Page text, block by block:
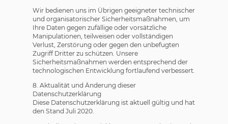
Wir bedienen uns im Übrigen geeigneter technischer
und organisatorischer Sicherheitsmaßnahmen, um
Ihre Daten gegen zufällige oder vorsätzliche
Manipulationen, teilweisen oder vollständigen
Verlust, Zerstörung oder gegen den unbefugten
Zugriff Dritter zu schützen. Unsere
Sicherheitsmaßnahmen werden entsprechend der
technologischen Entwicklung fortlaufend verbessert.
8. Aktualität und Änderung dieser
Datenschutzerklärung
Diese Datenschutzerklärung ist aktuell gültig und hat
den Stand Juli 2020.